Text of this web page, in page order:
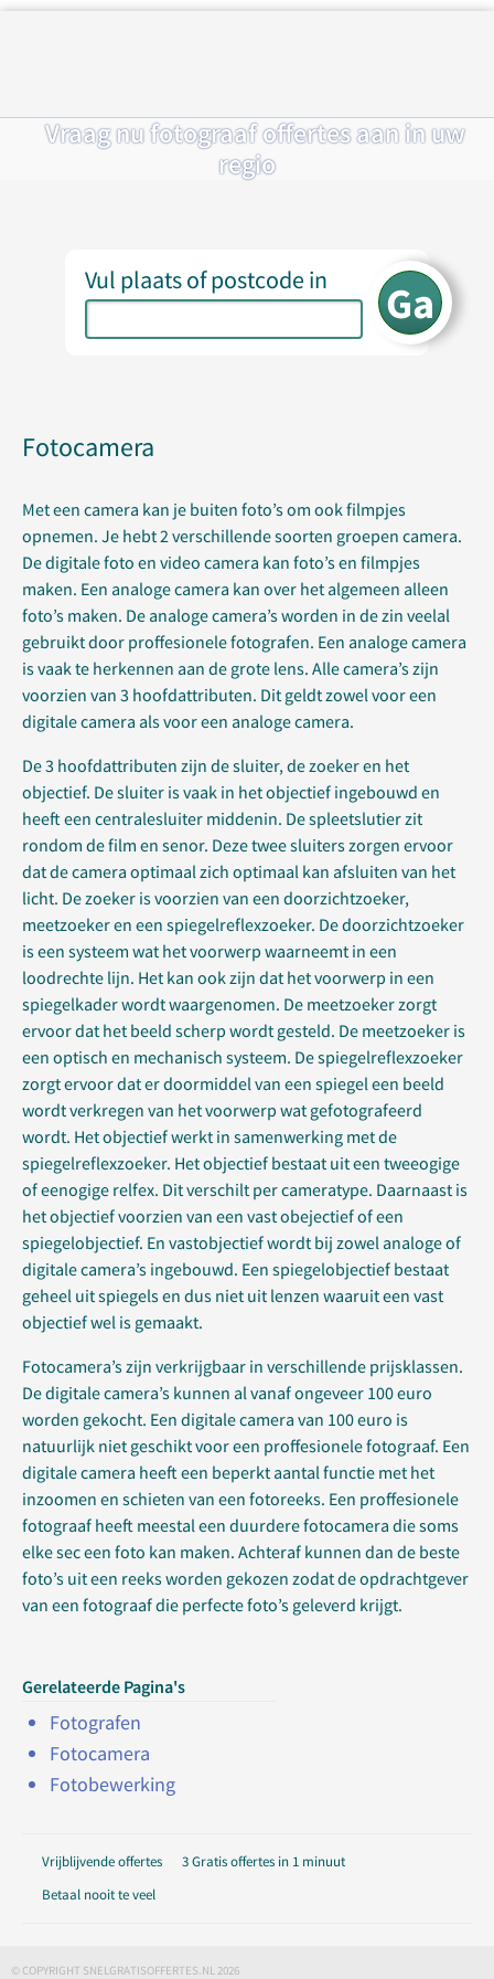
Vraag nu fotograaf offertes aan in uw
regio
Vul plaats of postcode in
Fotocamera
Met een camera kan je buiten foto’s om ook filmpjes
opnemen. Je hebt 2 verschillende soorten groepen camera.
De digitale foto en video camera kan foto’s en filmpjes
maken. Een analoge camera kan over het algemeen alleen
foto’s maken. De analoge camera’s worden in de zin veelal
gebruikt door proffesionele fotografen. Een analoge camera
is vaak te herkennen aan de grote lens. Alle camera’s zijn
voorzien van 3 hoofdattributen. Dit geldt zowel voor een
digitale camera als voor een analoge camera.
De 3 hoofdattributen zijn de sluiter, de zoeker en het
objectief. De sluiter is vaak in het objectief ingebouwd en
heeft een centralesluiter middenin. De spleetslutier zit
rondom de film en senor. Deze twee sluiters zorgen ervoor
dat de camera optimaal zich optimaal kan afsluiten van het
licht. De zoeker is voorzien van een doorzichtzoeker,
meetzoeker en een spiegelreflexzoeker. De doorzichtzoeker
is een systeem wat het voorwerp waarneemt in een
loodrechte lijn. Het kan ook zijn dat het voorwerp in een
spiegelkader wordt waargenomen. De meetzoeker zorgt
ervoor dat het beeld scherp wordt gesteld. De meetzoeker is
een optisch en mechanisch systeem. De spiegelreflexzoeker
zorgt ervoor dat er doormiddel van een spiegel een beeld
wordt verkregen van het voorwerp wat gefotografeerd
wordt. Het objectief werkt in samenwerking met de
spiegelreflexzoeker. Het objectief bestaat uit een tweeogige
of eenogige relfex. Dit verschilt per cameratype. Daarnaast is
het objectief voorzien van een vast obejectief of een
spiegelobjectief. En vastobjectief wordt bij zowel analoge of
digitale camera’s ingebouwd. Een spiegelobjectief bestaat
geheel uit spiegels en dus niet uit lenzen waaruit een vast
objectief wel is gemaakt.
Fotocamera’s zijn verkrijgbaar in verschillende prijsklassen.
De digitale camera’s kunnen al vanaf ongeveer 100 euro
worden gekocht. Een digitale camera van 100 euro is
natuurlijk niet geschikt voor een proffesionele fotograaf. Een
digitale camera heeft een beperkt aantal functie met het
inzoomen en schieten van een fotoreeks. Een proffesionele
fotograaf heeft meestal een duurdere fotocamera die soms
elke sec een foto kan maken. Achteraf kunnen dan de beste
foto’s uit een reeks worden gekozen zodat de opdrachtgever
van een fotograaf die perfecte foto’s geleverd krijgt.
Gerelateerde Pagina's
Fotografen
Fotocamera
Fotobewerking
Vrijblijvende offertes
3 Gratis offertes in 1 minuut
Betaal nooit te veel
© COPYRIGHT SNELGRATISOFFERTES.NL 2026